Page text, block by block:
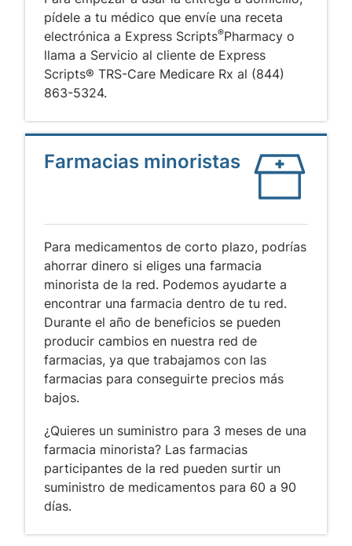
pídele a tu médico que envíe una receta
electrónica a Express Scripts®Pharmacy o
llama a Servicio al cliente de Express
Scripts® TRS-Care Medicare Rx al (844)
863-5324.
Farmacias minoristas
Para medicamentos de corto plazo, podrías
ahorrar dinero si eliges una farmacia
minorista de la red. Podemos ayudarte a
encontrar una farmacia dentro de tu red.
Durante el año de beneficios se pueden
producir cambios en nuestra red de
farmacias, ya que trabajamos con las
farmacias para conseguirte precios más
bajos.
¿Quieres un suministro para 3 meses de una
farmacia minorista? Las farmacias
participantes de la red pueden surtir un
suministro de medicamentos para 60 a 90
días.